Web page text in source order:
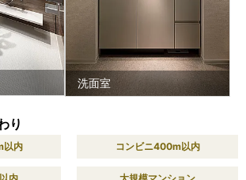
洗面室
り
以内 コンビニ400m以内